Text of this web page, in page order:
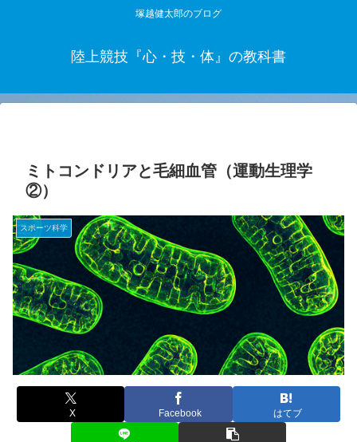
塚越健太郎のブログ
陸上競技『心・技・体』の教科書
ミトコンドリアと毛細血管（運動生理学
②）
スポーツ科学
X Facebook はてブ